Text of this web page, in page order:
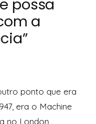
possa
a
ponto que era
era o Machine
no London